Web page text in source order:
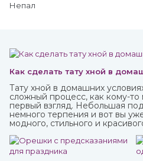
Непал
Как сделать тату хной в
Тату хной в домашних
сложный процесс, как кому-то
первый взгляд. Небольшая
немного терпения и вот вы
модного, стильного и